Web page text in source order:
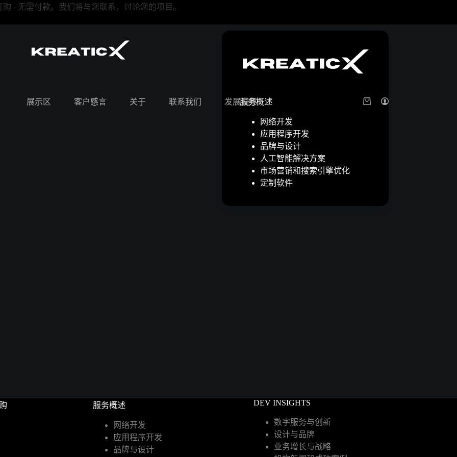
购 - 无需付款。我们将与您联系，讨论您的项目。
展示区 客户感言 关于 联系我们 发展洞察
服务概述
网络开发
应用程序开发
品牌与设计
人工智能解决方案
市场营销和搜索引擎优化
定制软件
服务概述
网络开发
应用程序开发
品牌与设计
DEV INSIGHTS
数字服务与创新
设计与品牌
业务增长与战略